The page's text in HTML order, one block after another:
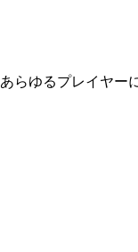
らゆるプレイヤ